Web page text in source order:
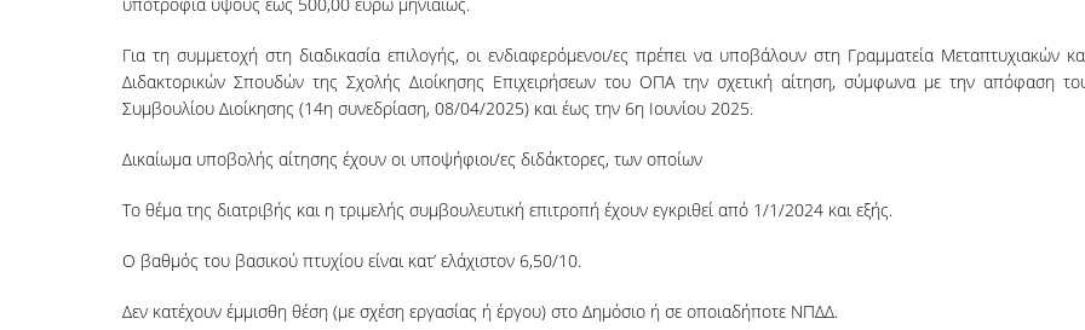
Για τη συμμετοχή στη διαδικασία επιλογής, οι ενδιαφερόμενοι/ες πρέπει να υποβάλουν στη Γραμματεία Μεταπτυχιακών
Διδακτορικών Σπουδών της Σχολής Διοίκησης Επιχειρήσεων του ΟΠΑ την σχετική αίτηση, σύμφωνα με την απόφαση
Συμβουλίου Διοίκησης (14η συνεδρίαση, 08/04/2025) και έως την 6η Ιουνίου 2025.
Δικαίωμα υποβολής αίτησης έχουν οι υποψήφιοι/ες διδάκτορες, των οποίων
Το θέμα της διατριβής και η τριμελής συμβουλευτική επιτροπή έχουν εγκριθεί από 1/1/2024 και εξής.
Ο βαθμός του βασικού πτυχίου είναι κατ’ ελάχιστον 6,50/10.
Δεν κατέχουν έμμισθη θέση (με σχέση εργασίας ή έργου) στο Δημόσιο ή σε οποιαδήποτε ΝΠΔΔ.
ΠΕΡΙΣΣΟΤΕΡΑ